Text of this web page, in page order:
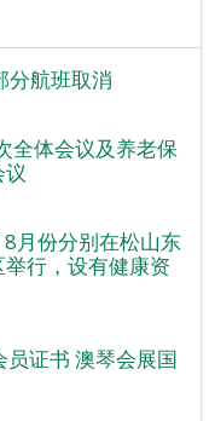
分航班取消
全体会议及养老保
8月份分别在松山东
行，设有健康资
员证书 澳琴会展国